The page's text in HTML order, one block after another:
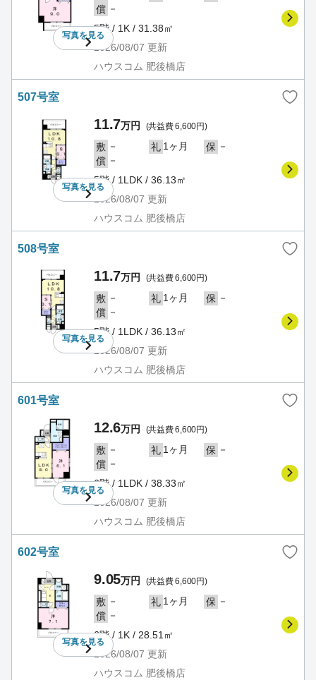
写真を見る
償 －
5階 / 1K / 31.38㎡
2026/08/07 更新
ハウスコム 肥後橋店
507号室
写真を見る
11.7万円 (共益費 6,600円)
敷 － 礼 1ヶ月 保 －
償 －
5階 / 1LDK / 36.13㎡
2026/08/07 更新
ハウスコム 肥後橋店
508号室
写真を見る
11.7万円 (共益費 6,600円)
敷 － 礼 1ヶ月 保 －
償 －
5階 / 1LDK / 36.13㎡
2026/08/07 更新
ハウスコム 肥後橋店
601号室
写真を見る
12.6万円 (共益費 6,600円)
敷 － 礼 1ヶ月 保 －
償 －
6階 / 1LDK / 38.33㎡
2026/08/07 更新
ハウスコム 肥後橋店
602号室
写真を見る
9.05万円 (共益費 6,600円)
敷 － 礼 1ヶ月 保 －
償 －
6階 / 1K / 28.51㎡
2026/08/07 更新
ハウスコム 肥後橋店